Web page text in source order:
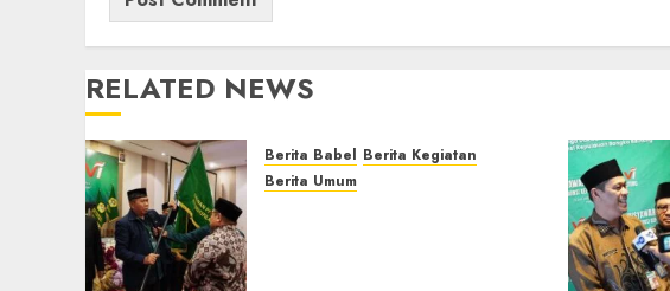
RELATED NEWS
Berita Babel Berita Kegiatan
Berita Umum